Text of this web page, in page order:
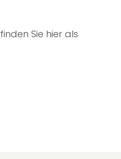
finden Sie hier als